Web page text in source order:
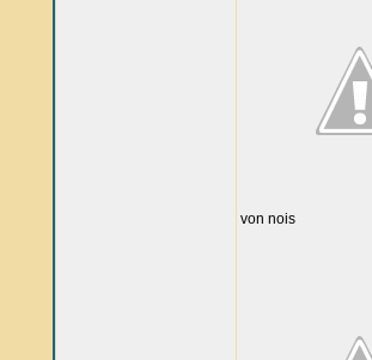
von nois